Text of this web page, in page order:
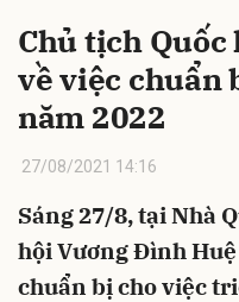
Chủ tịch Quốc
về việc chuẩn
năm 2022
27/08/2021 14:16
Sáng 27/8, tại Nhà
hội Vương Đình
chuẩn bị cho việc